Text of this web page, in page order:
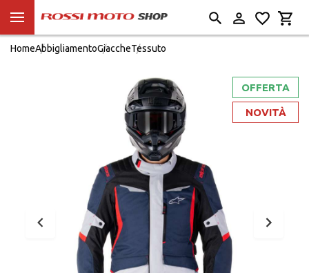
HomeAbbigliamentoGiaccheTessuto
OFFERTA
NOVITÀ